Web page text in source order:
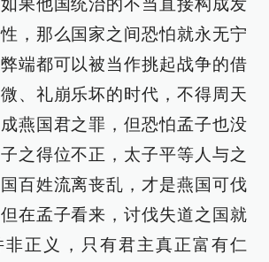
果他国统治的不当直接构成发
，那么国家之间恐怕就永无宁
端都可以被当作挑起战争的借
、礼崩乐坏的时代，不得周天
燕国君之罪，但恐怕孟子也没
之得位不正，太子平等人与之
百姓流离丧乱，才是燕国可伐
在孟子看来，讨伐失道之国就
非正义，只有君主真正富有仁